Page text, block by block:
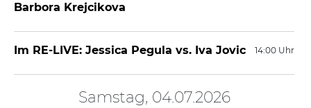
Barbora Krejcikova
14:00 Uhr
Im RE-LIVE: Jessica Pegula vs. Iva Jovic
Samstag, 04.07.2026